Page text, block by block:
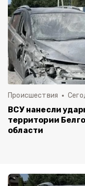
Происшествия
ВСУ нанесли
территории
области